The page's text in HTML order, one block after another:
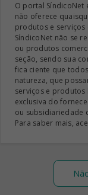
O portal SíndicoNet
não oferece
produtos e serviços
SíndicoNet não se
ou produtos
seção, sendo sua
fica ciente que
natureza, que
serviços e
exclusiva do
ou subsidiariedade
Para saber mais,